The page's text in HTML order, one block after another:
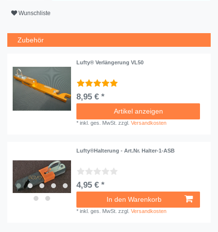
Wunschliste
Zubehör
Lufty® Verlängerung VL50
8,95 € *
Artikel anzeigen
*inkl. ges. MwSt. zzgl.Versandkosten
Lufty®Halterung - Art.Nr. Halter-1-ASB
4,95 € *
In den Warenkorb
*inkl. ges. MwSt. zzgl.Versandkosten